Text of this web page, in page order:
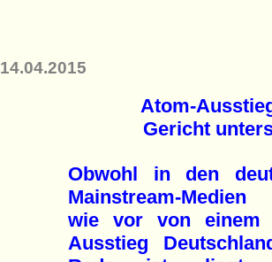
14.04.2015
Atom-
Gericht
Obwohl in den
Mainstream-
wie vor von einem
Ausstieg